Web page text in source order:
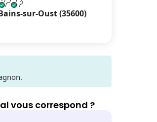
sur-Oust (35600)
vous correspond ?